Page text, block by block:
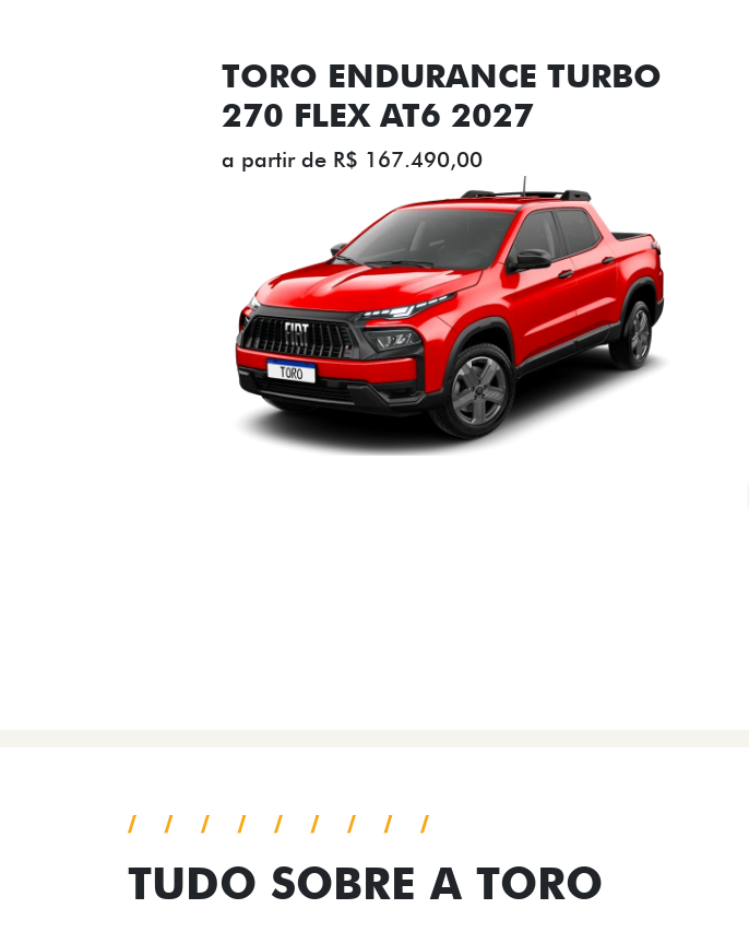
TORO ENDURANCE TURBO
270 FLEX AT6 2027
a partir de R$ 167.490,00
TUDO SOBRE A TORO